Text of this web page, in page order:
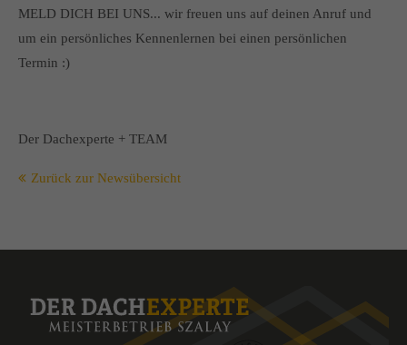
MELD DICH BEI UNS... wir freuen uns auf deinen Anruf und
um ein persönliches Kennenlernen bei einen persönlichen
Termin :)
Der Dachexperte + TEAM
Zurück zur Newsübersicht